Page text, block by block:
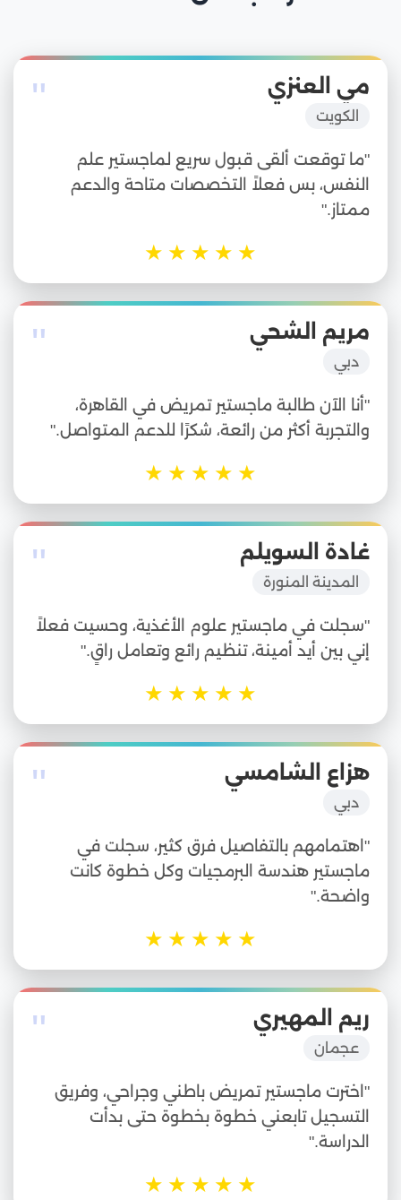
" مي العنزي
الكويت
"ما توقعت ألقى قبول سريع لماجستير علم
النفس، بس فعلاً التخصصات متاحة والدعم
ممتاز."
★
★
★
★
★
" مريم الشحي
دبي
"أنا الآن طالبة ماجستير تمريض في القاهرة،
والتجربة أكثر من رائعة، شكرًا للدعم المتواصل."
★
★
★
★
★
" غادة السويلم
المدينة المنورة
"سجلت في ماجستير علوم الأغذية، وحسيت فعلاً
إني بين أيد أمينة، تنظيم رائع وتعامل راقٍ."
★
★
★
★
★
" هزاع الشامسي
دبي
"اهتمامهم بالتفاصيل فرق كثير، سجلت في
ماجستير هندسة البرمجيات وكل خطوة كانت
واضحة."
★
★
★
★
★
" ريم المهيري
عجمان
"اخترت ماجستير تمريض باطني وجراحي، وفريق
التسجيل تابعني خطوة بخطوة حتى بدأت
الدراسة."
★
★
★
★
★